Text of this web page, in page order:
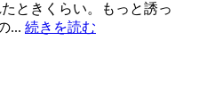
ときくらい。もっと誘っ
... 続きを読む